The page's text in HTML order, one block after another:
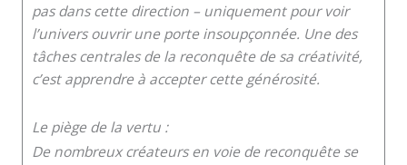
pas dans cette direction – uniquement pour voir
l’univers ouvrir une porte insoupçonnée. Une des
tâches centrales de la reconquête de sa créativité,
c’est apprendre à accepter cette générosité.
Le piège de la vertu :
De nombreux créateurs en voie de reconquête se